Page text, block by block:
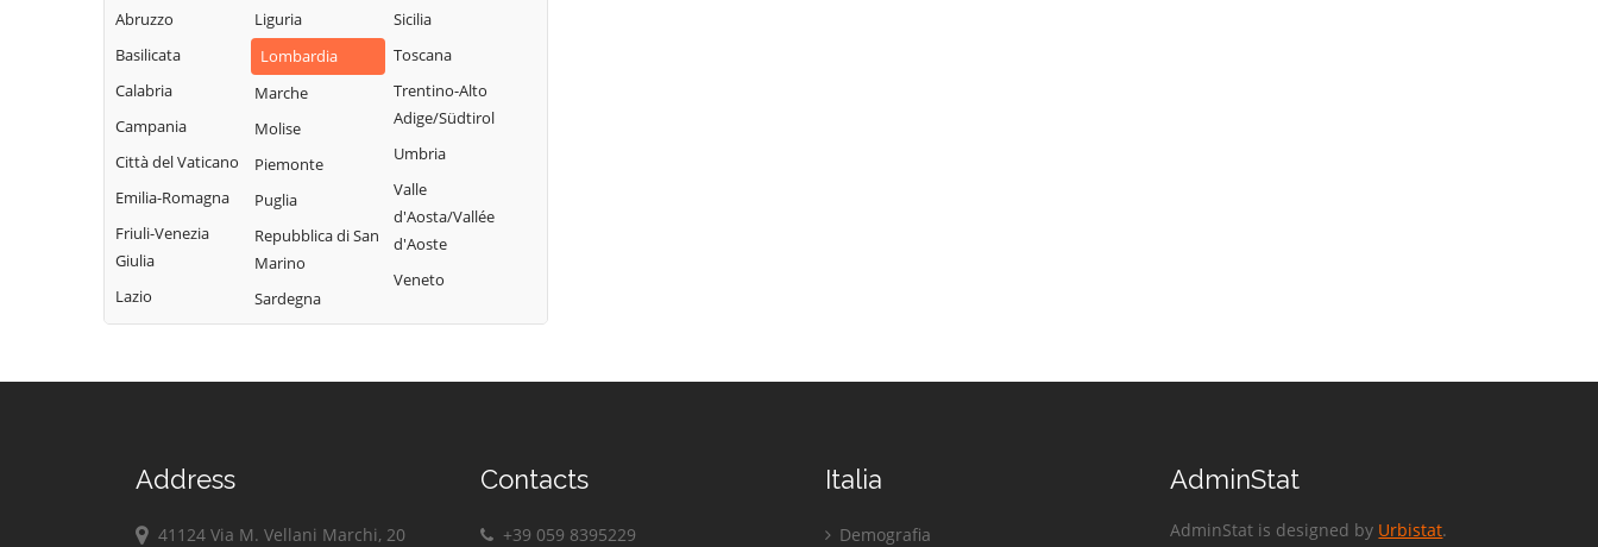
Bregnano
Brenna
Brienno
Brunate
Bulgarograsso
Cabiate
Cadorago
Canzo
Carate Urio
Carbonate
Grandola ed Uniti
Gravedona ed
Uniti
Laino
Lambrugo
Lasnigo
Lomazzo
Rovellasca
Rovello Porro
Sala Comacina
San Bartolomeo
San Fermo della
Battaglia
San Nazzaro Val
Sormano
Abruzzo
Basilicata
Calabria
Campania
Città del Vaticano
Emilia-Romagna
Friuli-Venezia
Giulia
Lazio
Liguria
Lombardia
Marche
Molise
Piemonte
Puglia
Repubblica di San
Marino
Sardegna
Sicilia
Toscana
Trentino-Alto
Adige/Südtirol
Umbria
Valle
d'Aosta/Vallée
d'Aoste
Veneto
Address
41124 Via M. Vellani Marchi, 20
Contacts
+39 059 8395229
Italia
Demografia
AdminStat
AdminStat is designed by Urbistat.